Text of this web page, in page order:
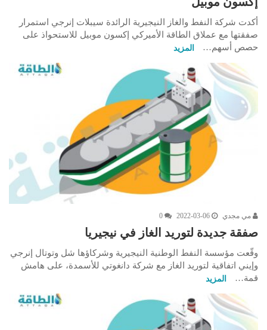
أكدت شركة النفط والغاز النيجيرية الرائدة سيبلات إنرجي استمرار
صفقتها مع عملاق الطاقة الأميركي إكسون موبيل للاستحواذ على
حصص أسهم…
المزيد
مي مجدي 2022-03-06
0
صفقة جديدة لتوريد الغاز في نيجيريا
وقّعت مؤسسة النفط الوطنية النيجيرية وشركاؤها شل وتوتال إنرجي
وإيني اتفاقية لتوريد الغاز مع شركة دانغوتي للأسمدة، على هامش
قمة…
المزيد